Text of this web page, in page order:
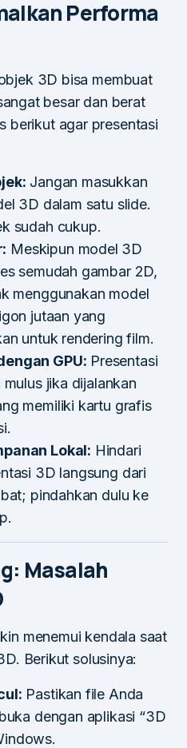
Performa
3D bisa membuat
besar dan berat
berikut agar presentasi
Jangan masukkan
3D dalam satu slide.
sudah cukup.
Meskipun model 3D
semudah gambar 2D,
menggunakan model
jutaan yang
untuk rendering film.
GPU: Presentasi
jika dijalankan
memiliki kartu grafis
Lokal: Hindari
3D langsung dari
pindahkan dulu ke
Masalah
menemui kendala saat
Berikut solusinya:
Pastikan file Anda
dengan aplikasi “3D